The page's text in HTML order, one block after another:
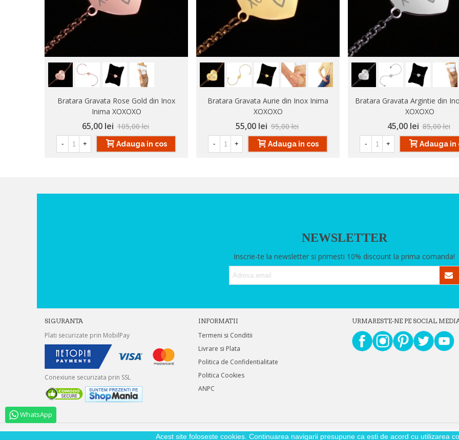
WhatsApp
Bratara Gravata Rose Gold din Inox
Inima XOXOXO
65,00 lei 105,00 lei
- + Adauga in cos
Bratara Gravata Aurie din Inox Inima
XOXOXO
55,00 lei 95,00 lei
- + Adauga in cos
Bratara Gravata Argintie din
XOXOXO
45,00 lei 85,00 lei
- + Adauga in
NEWSLETTER
Inscrie-te la newsletter si primesti 10% discount la prima comanda!
SIGURANTA
Plati securizate prin MobilPay
Conexiune securizata prin SSL
INFORMATII
Termeni si Conditii
Livrare si Plata
Politica de Confidentialitate
Politica Cookies
ANPC
URMARESTE-NE PE SOCIAL
Acest site foloseste cookies. Continuarea navigarii presupune ca esti de acord cu utilizarea